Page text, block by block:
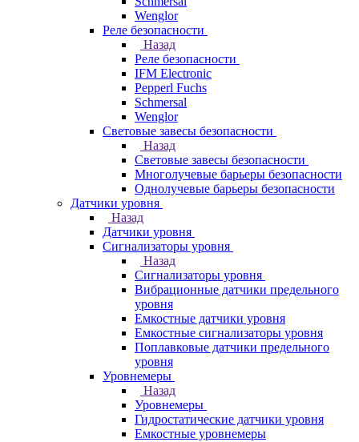
Wenglor
Реле безопасности
Назад
Реле безопасности
IFM Electronic
Pepperl Fuchs
Schmersal
Wenglor
Световые завесы безопасности
Назад
Световые завесы безопасности
Многолучевые барьеры безопасности
Однолучевые барьеры безопасности
Датчики уровня
Назад
Датчики уровня
Сигнализаторы уровня
Назад
Сигнализаторы уровня
Вибрационные датчики предельного
уровня
Емкостные датчики уровня
Емкостные сигнализаторы уровня
Поплавковые датчики предельного
уровня
Уровнемеры
Назад
Уровнемеры
Гидростатические датчики уровня
Емкостные уровнемеры